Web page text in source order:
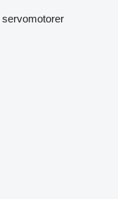
servomotorer